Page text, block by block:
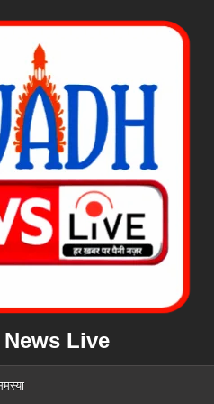
Live